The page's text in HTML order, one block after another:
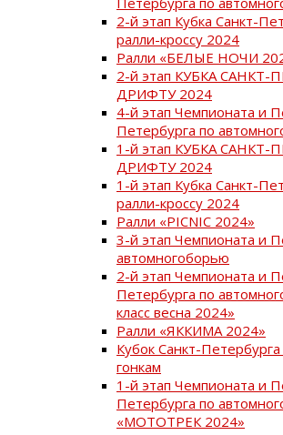
2-й этап Кубка Санкт-
ралли-кроссу 2024
Ралли «БЕЛЫЕ НОЧИ
2-й этап КУБКА САНКТ-
ДРИФТУ 2024
4-й этап Чемпионата и
Петербурга по
1-й этап КУБКА САНКТ-
ДРИФТУ 2024
1-й этап Кубка Санкт-
ралли-кроссу 2024
Ралли «PICNIC 2024»
3-й этап Чемпионата и
автомногоборью
2-й этап Чемпионата и
Петербурга по
класс весна 2024»
Ралли «ЯККИМА 2024»
Кубок Санкт-
гонкам
1-й этап Чемпионата и
Петербурга по
«МОТОТРЕК 2024»